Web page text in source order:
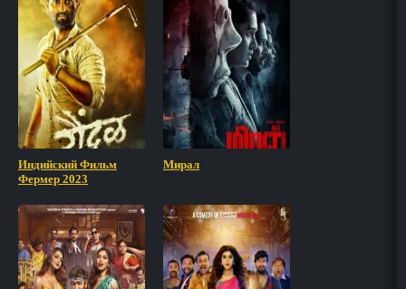
Индийский Фильм
Фермер 2023
Мирал